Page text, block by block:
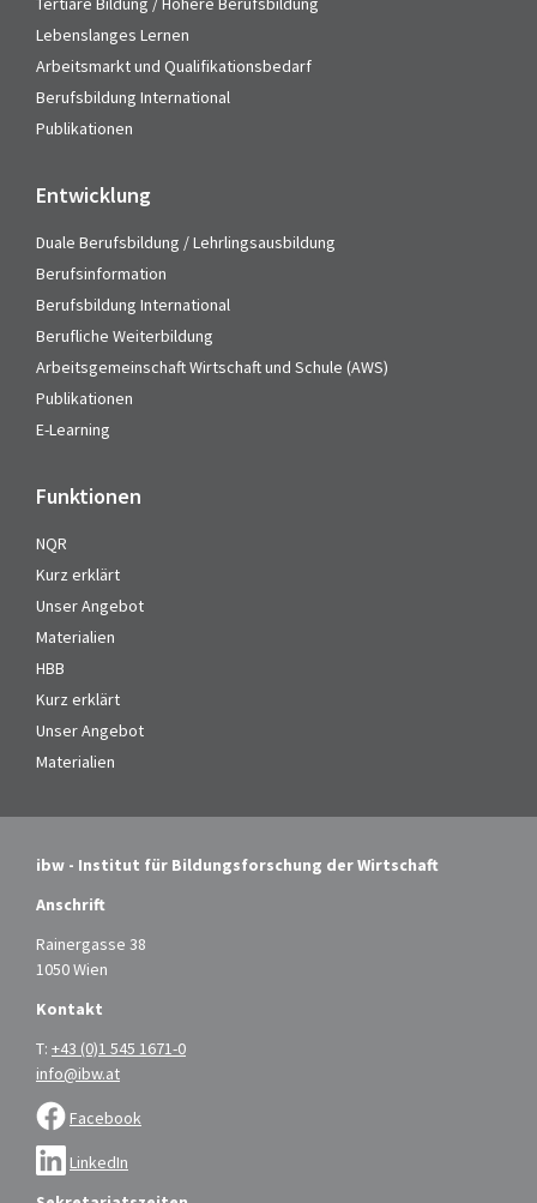
Lebenslanges Lernen
Arbeitsmarkt und Qualifikationsbedarf
Berufsbildung International
Publikationen
Entwicklung
Duale Berufsbildung / Lehrlingsausbildung
Berufsinformation
Berufsbildung International
Berufliche Weiterbildung
Arbeitsgemeinschaft Wirtschaft und Schule (AWS)
Publikationen
E-Learning
Funktionen
NQR
Kurz erklärt
Unser Angebot
Materialien
HBB
Kurz erklärt
Unser Angebot
Materialien
ibw - Institut für Bildungsforschung der Wirtschaft
Anschrift
Rainergasse 38
1050 Wien
Kontakt
T: +43 (0)1 545 1671-0
info@ibw.at
Facebook
LinkedIn